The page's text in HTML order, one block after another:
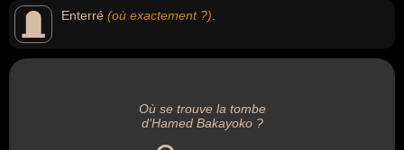
Enterré (où exactement ?)
Où se trouve la tombe
d'Hamed Bakayoko ?